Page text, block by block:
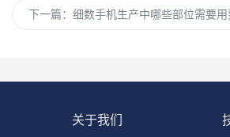
下一篇： 细数手机生产中哪些部位需要
关于我们